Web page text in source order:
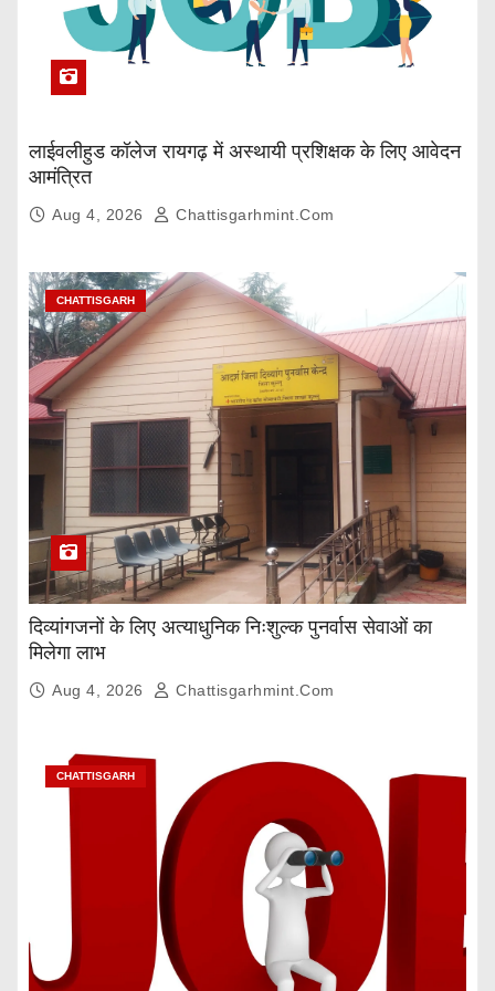
लाईवलीहुड कॉलेज रायगढ़ में अस्थायी प्रशिक्षक के लिए आवेदन
आमंत्रित
Aug 4, 2026 Chattisgarhmint.com
CHATTISGARH
दिव्यांगजनों के लिए अत्याधुनिक निःशुल्क पुनर्वास सेवाओं का
मिलेगा लाभ
Aug 4, 2026 Chattisgarhmint.com
CHATTISGARH